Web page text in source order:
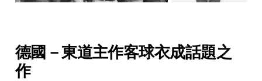
德國－東道主作客球衣成話題之
作